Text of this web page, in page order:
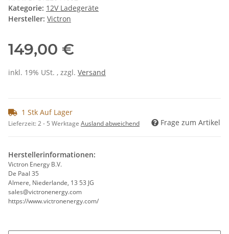
Kategorie: 12V Ladegeräte
Hersteller: Victron
149,00 €
inkl. 19% USt. , zzgl. Versand
1 Stk Auf Lager
Lieferzeit:2 - 5 Werktage Ausland abweichend Frage zum Artikel
Herstellerinformationen:
Victron Energy B.V.
De Paal 35
Almere, Niederlande, 13 53 JG
sales@victronenergy.com
https://www.victronenergy.com/